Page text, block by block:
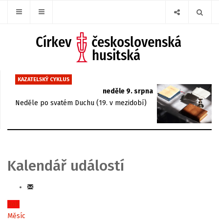
KAZATELSKÝ CYKLUS
neděle 9. srpna
Neděle po svatém Duchu (19. v mezidobí)
Kalendář událostí
Rok
Měsíc